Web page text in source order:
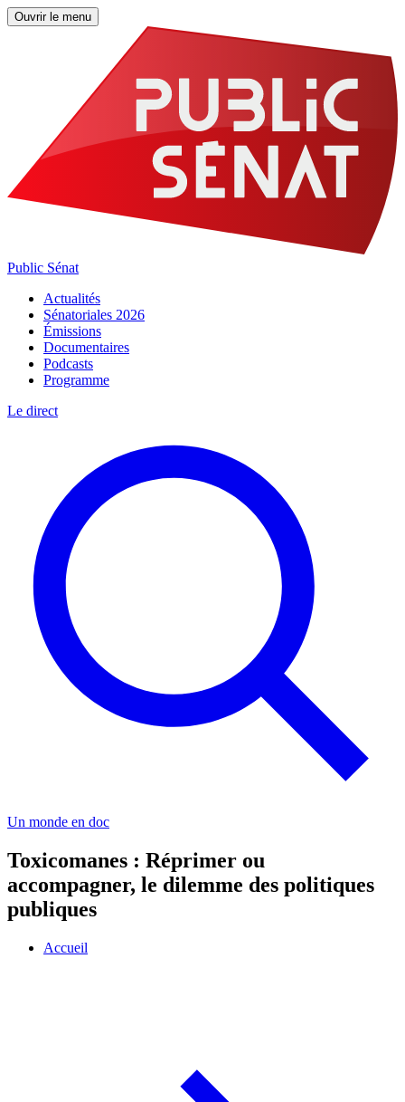
Ouvrir le menu
Public Sénat
Actualités
Sénatoriales 2026
Émissions
Documentaires
Podcasts
Programme
Le direct
Un monde en doc
Toxicomanes : Réprimer ou
accompagner, le dilemme des politiques
publiques
Accueil